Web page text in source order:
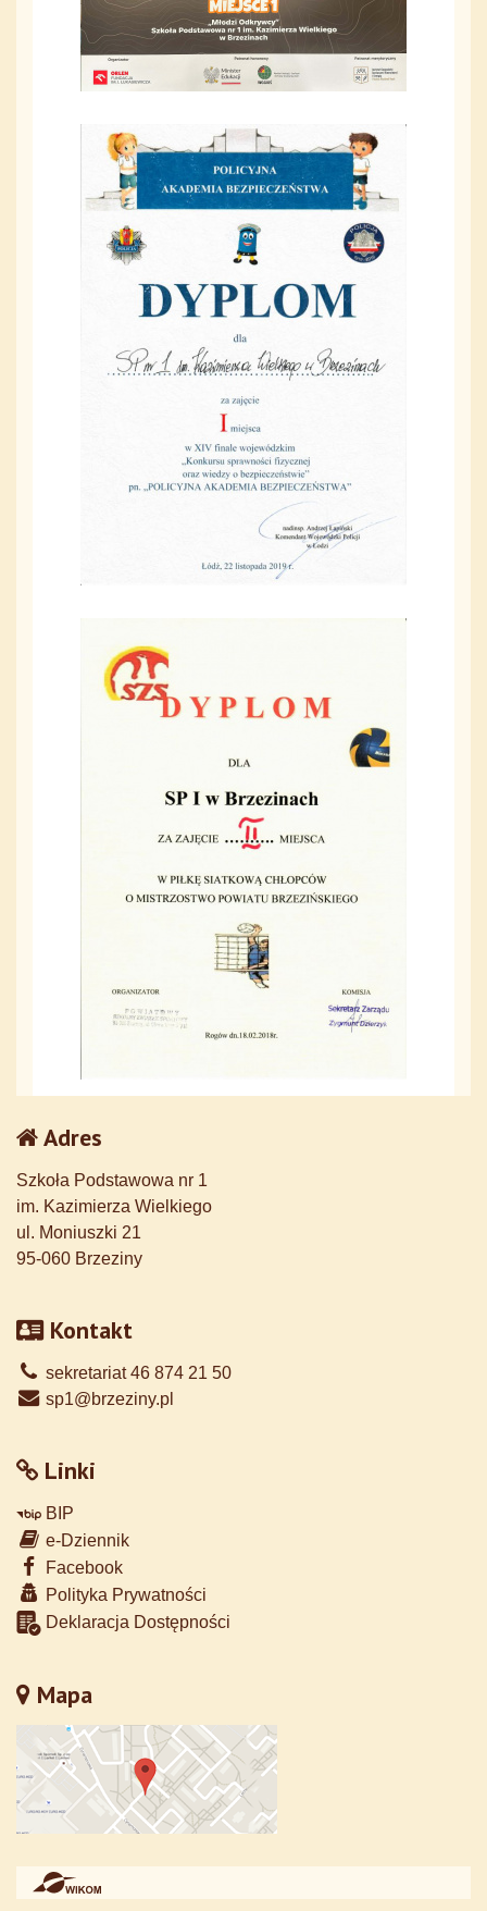
Adres
Szkoła Podstawowa nr 1
im. Kazimierza Wielkiego
ul. Moniuszki 21
95-060 Brzeziny
Kontakt
sekretariat 46 874 21 50
sp1@brzeziny.pl
Linki
BIP
e-Dziennik
Facebook
Polityka Prywatności
Deklaracja Dostępności
Mapa